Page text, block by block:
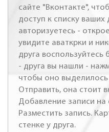
сайте "Вконтакте",
доступ к списку ваших
авторизуетесь -
увидите аваткрки и
друга воспользуйтесь
- друга вы нашли -
чтобы оно
Отправить, она стоит
Добавление записи на
Разместить запись.
стенке у друга.